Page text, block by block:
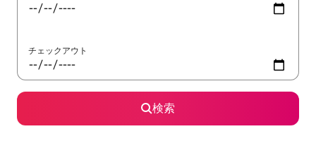
チェックアウト
検索